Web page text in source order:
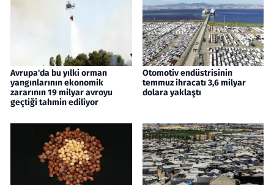
Avrupa'da bu yılki orman
yangınlarının ekonomik
zararının 19 milyar avroyu
geçtiği tahmin ediliyor
Otomotiv endüstrisinin
temmuz ihracatı 3,6 milyar
dolara yaklaştı